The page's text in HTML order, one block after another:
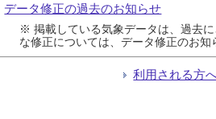
データ修正の過去のお知らせ
※ 掲載している気象データは、過去
な修正については、データ修正のお知
利用される方